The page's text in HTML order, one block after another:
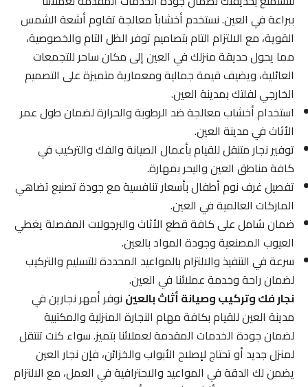
ببراعة في العين. نستخدم أخشاباً معالجة تقاوم أشعة الشمس
القوية، مع الالتزام التام بتصاميم توفر الظل التام والخصوصية،
مما يحول حديقة منزلك في العين إلى مكان ساحر للتجمعات
العائلية، ويضيف قيمة جمالية ومعمارية متميزة على التصميم
الخارجي لفلتك بمدينة العين.
استخدام أخشاب معالجة ضد الرطوبة والحرارة لضمان طول عمر
الأثاث في مدينة العين.
توفير نجار متنقل للقيام بأعمال الصيانة والفك والتركيب في
كافة مناطق العين واليحر بمهارة.
تفصيل غرف نوم أطفال بأسعار تنافسية مع جودة تصنيع تضاهي
الماركات العالمية في العين.
ضمان شامل على كافة قطع الأثاث والبرجولات المفصلة يغطي
العيوب المصنعية وجودة المواد بالعين.
سرعة في التنفيذ والالتزام بالمواعيد المحددة للتسليم والتركيب
لضمان راحة وخدمة عملائنا في العين.
نجار فك وتركيب وصيانة أثاث بالعيننوفر أمهر نجارين في
مدينة العين للقيام بكافة مهام النجارة المنزلية والمكتبية
لضمان جودة الخدمات المقدمة لعملائنا بتميز. سواء كنت تنتقل
لمنزل جديد أو تحتاج لإصلاح الأبواب والخزائن، فإن نجار العين
يضمن لك الدقة في المواعيد والاحترافية في العمل، مع الالتزام